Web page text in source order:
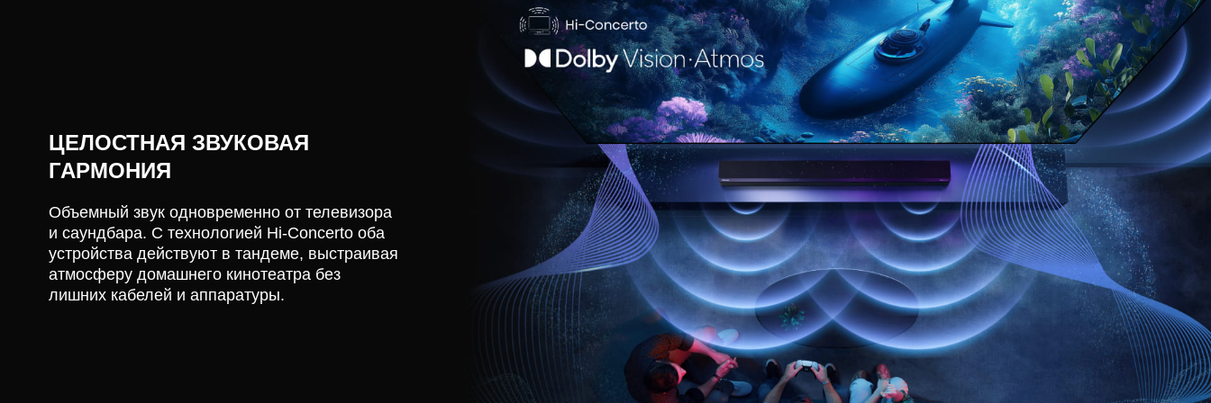
ЦЕЛОСТНАЯ ЗВУКОВАЯ
ГАРМОНИЯ
Объемный звук одновременно от телевизора
и саундбара. С технологией Hi-Concerto оба
устройства действуют в тандеме, выстраивая
атмосферу домашнего кинотеатра без
лишних кабелей и аппаратуры.